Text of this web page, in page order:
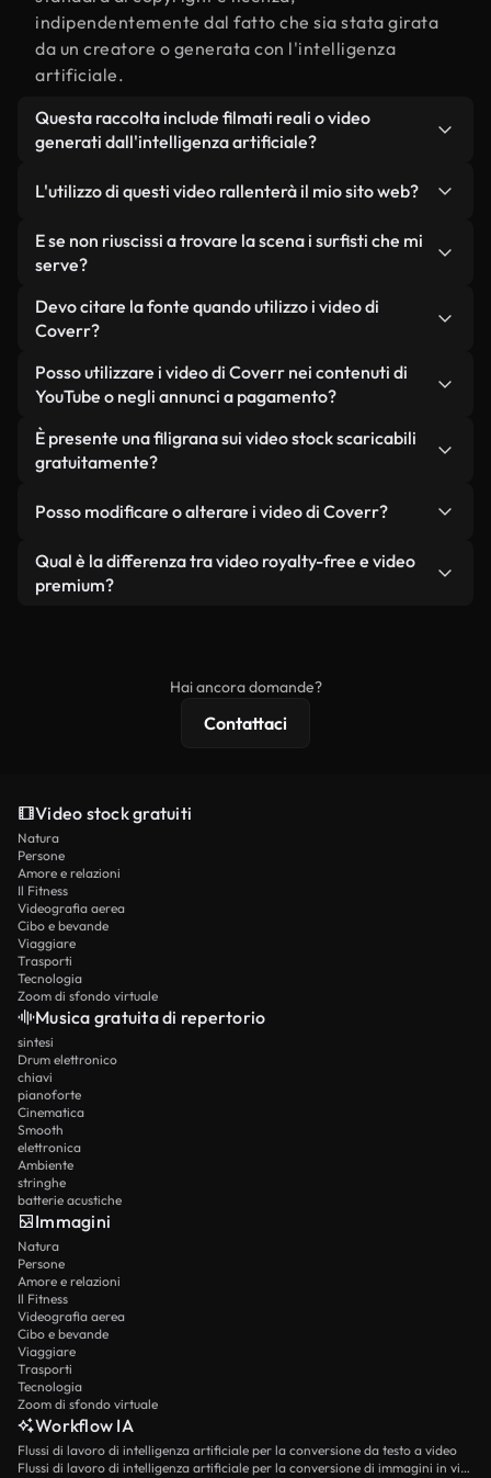
indipendentemente dal fatto che sia stata girata
da un creatore o generata con l'intelligenza
artificiale.
Questa raccolta include filmati reali o video
generati dall'intelligenza artificiale?
da filmati reali, girati da persone, relativi a i
surfisti, e da video generati dall'intelligenza
artificiale. Ogni video è chiaramente etichettato,
L'utilizzo di questi video rallenterà il mio sito web?
Non se scegli le nostre versioni ottimizzate.
Offriamo formati leggeri e pronti per il web,
mantengono alta la qualità, riducono al minimo i
tempi di caricamento e migliorano parametri
come LCP.
E se non riuscissi a trovare la scena i surfisti che mi
serve?
Puoi crearne uno all'istante utilizzando Coverr AI
Studio. Ti basta descrivere la scena, ad esempio "i
secondi un video personalizzato in conformità con
i nostri standard di licenza.
Devo citare la fonte quando utilizzo i video di
Coverr?
Non è richiesto alcun riconoscimento dell'autore.
Tutti i video presenti nella nostra libreria sono
senza citare il creatore, sebbene sia sempre
gradito.
Posso utilizzare i video di Coverr nei contenuti di
YouTube o negli annunci a pagamento?
Sì. Tutti i filmati di Coverr possono essere utilizzati
in video monetizzati su YouTube, promozioni sui
condizione che non si rivendano o ridistribuiscano
È presente una filigrana sui video stock scaricabili
gratuitamente?
reali o generati dall'intelligenza artificiale, include
filigrane. Avrai a disposizione filmati puliti e pronti
all'uso.
Posso modificare o alterare i video di Coverr?
Sì. Siete liberi di tagliare, ritagliare o remixare i
nostri video. Assicuratevi solo che il prodotto
Qual è la differenza tra video royalty-free e video
premium?
Hai ancora domande?
Contattaci
Video stock gratuiti
Natura
Persone
Amore e relazioni
Il Fitness
Videografia aerea
Cibo e bevande
Viaggiare
Trasporti
Tecnologia
Zoom di sfondo virtuale
Musica gratuita di repertorio
sintesi
Drum elettronico
chiavi
pianoforte
Cinematica
Smooth
elettronica
Ambiente
stringhe
batterie acustiche
Immagini
Natura
Persone
Amore e relazioni
Il Fitness
Videografia aerea
Cibo e bevande
Viaggiare
Trasporti
Tecnologia
Zoom di sfondo virtuale
Workflow IA
Flussi di lavoro di intelligenza artificiale per la conversione da testo a video
Flussi di lavoro di intelligenza artificiale per la conversione di immagini in video